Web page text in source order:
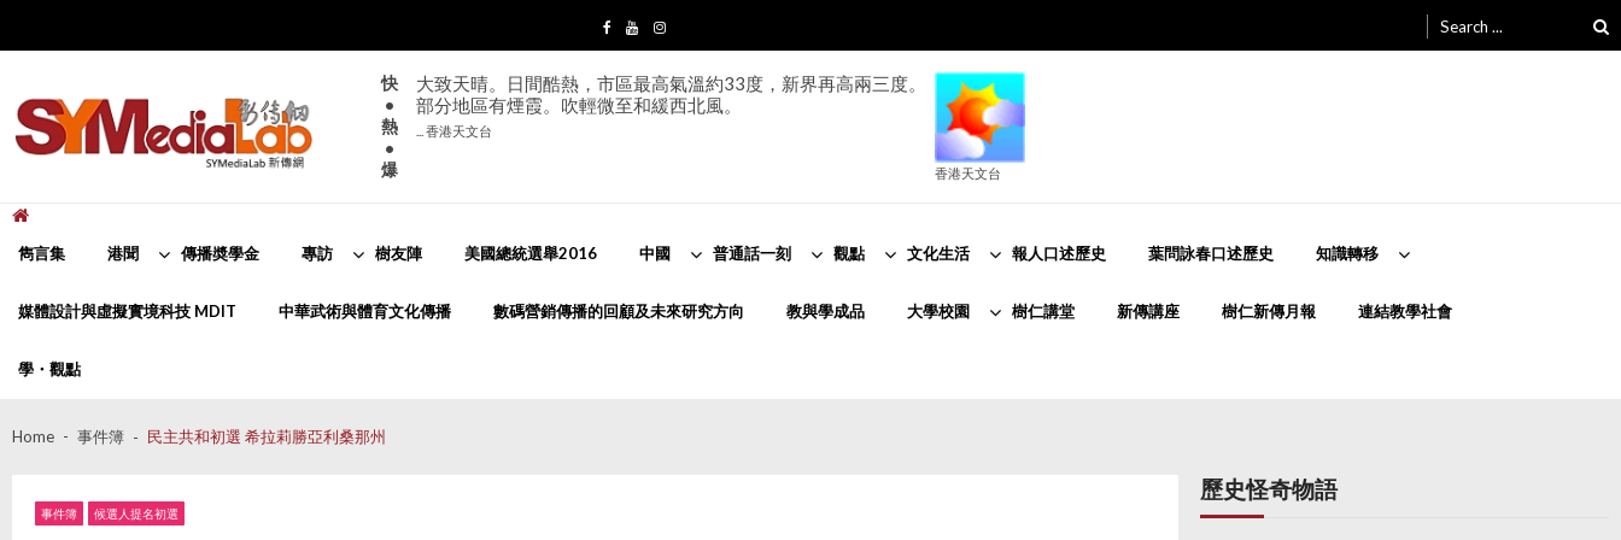
navigation
content
for:
快
•
熱
•
爆
大致天晴。日間酷熱，市區最高氣溫約33度，新界再高兩三度。
部分地區有煙霞。吹輕微至和緩西北風。
... 香港天文台
香港天文台
雋言集 港聞 傳播奬學金 專訪 樹友陣 美國總統選舉2016 中國 普通話一刻 觀點 文化生活 報人口述歷史 葉問詠春口述歷史 知識轉移
媒體設計與虛擬實境科技 MDIT 中華武術與體育文化傳播 數碼營銷傳播的回顧及未來研究方向 教與學成品 大學校園 樹仁講堂 新傳講座 樹仁新傳月報 連結教學社會
學・觀點
Home 事件簿 民主共和初選 希拉莉勝亞利桑那州
事件簿 候選人提名初選
歷史怪奇物語